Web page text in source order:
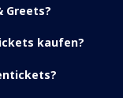
Greets?
kaufen?